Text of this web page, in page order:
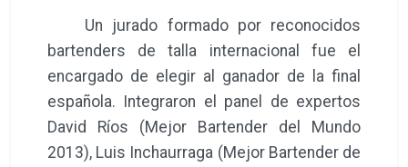
Un jurado formado por reconocidos
bartenders de talla internacional fue el
encargado de elegir al ganador de la final
española. Integraron el panel de expertos
David Ríos (Mejor Bartender del Mundo
2013), Luis Inchaurraga (Mejor Bartender de